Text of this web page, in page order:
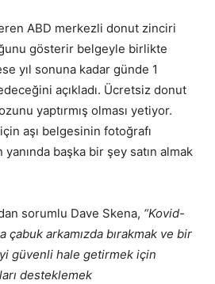
ABD merkezli donut zinciri
gösterir belgeyle birlikte
yıl sonuna kadar günde 1
açıkladı. Ücretsiz donut
yaptırmış olması yetiyor.
aşı belgesinin fotoğrafı
başka bir şey satın almak
sorumlu Dave Skena, “Kovid-
çabuk arkamızda bırakmak ve bir
güvenli hale getirmek için
desteklemek